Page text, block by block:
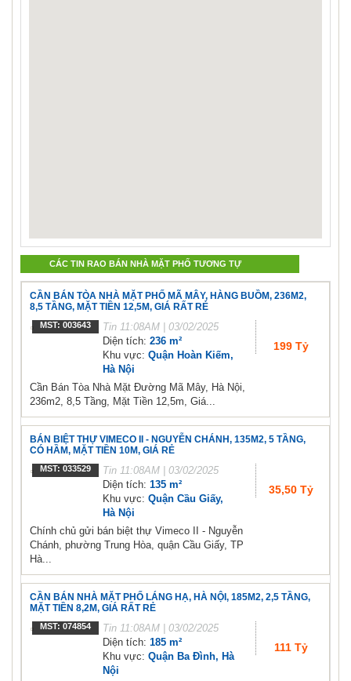
CÁC TIN RAO BÁN NHÀ MẶT PHỐ TƯƠNG TỰ
CẦN BÁN TÒA NHÀ MẶT PHỐ MÃ MÂY, HÀNG BUỒM, 236M2,
8,5 TẦNG, MẶT TIỀN 12,5M, GIÁ RẤT RẺ
MST: 003643 Tin 11:08AM | 03/02/2025
Diện tích: 236 m²
Khu vực: Quận Hoàn Kiếm,
Hà Nội
199 Tỷ
Cần Bán Tòa Nhà Mặt Đường Mã Mây, Hà Nội,
236m2, 8,5 Tầng, Mặt Tiền 12,5m, Giá...
BÁN BIỆT THỰ VIMECO II - NGUYỄN CHÁNH, 135M2, 5 TẦNG,
CÓ HẦM, MẶT TIỀN 10M, GIÁ RẺ
MST: 033529 Tin 11:08AM | 03/02/2025
Diện tích: 135 m²
Khu vực: Quận Cầu Giấy,
Hà Nội
35,50 Tỷ
Chính chủ gửi bán biệt thự Vimeco II - Nguyễn
Chánh, phường Trung Hòa, quận Cầu Giấy, TP
Hà...
CẦN BÁN NHÀ MẶT PHỐ LÁNG HẠ, HÀ NỘI, 185M2, 2,5 TẦNG,
MẶT TIỀN 8,2M, GIÁ RẤT RẺ
MST: 074854 Tin 11:08AM | 03/02/2025
Diện tích: 185 m²
Khu vực: Quận Ba Đình, Hà
Nội
111 Tỷ